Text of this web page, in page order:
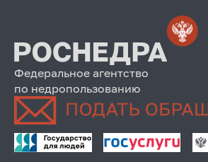
Федеральное агентство
по недропользованию